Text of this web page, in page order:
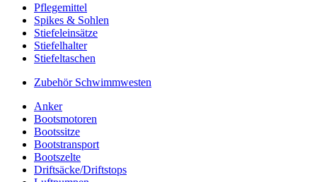
Pflegemittel
Spikes & Sohlen
Stiefeleinsätze
Stiefelhalter
Stiefeltaschen
Zubehör Schwimmwesten
Anker
Bootsmotoren
Bootssitze
Bootstransport
Bootszelte
Driftsäcke/Driftstops